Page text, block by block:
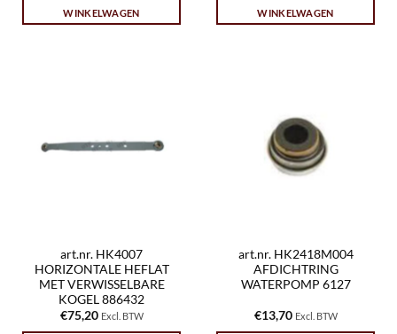
WINKELWAGEN
WINKELWAGEN
art.nr. HK4007
HORIZONTALE HEFLAT
MET VERWISSELBARE
KOGEL 886432
€75,20 Excl. BTW
art.nr. HK2418M004
AFDICHTRING
WATERPOMP 6127
€13,70 Excl. BTW